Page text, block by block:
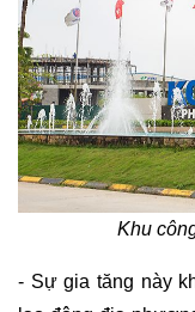
Khu
- Sự gia tăng này